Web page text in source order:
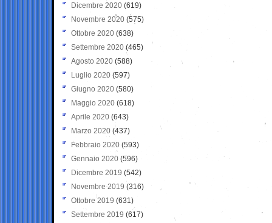
Dicembre 2020 (619)
Novembre 2020 (575)
Ottobre 2020 (638)
Settembre 2020(465)
Agosto 2020 (588)
Luglio 2020 (597)
Giugno 2020 (580)
Maggio 2020 (618)
Aprile 2020 (643)
Marzo 2020 (437)
Febbraio 2020 (593)
Gennaio 2020 (596)
Dicembre 2019 (542)
Novembre 2019 (316)
Ottobre 2019 (631)
Settembre 2019 (617)